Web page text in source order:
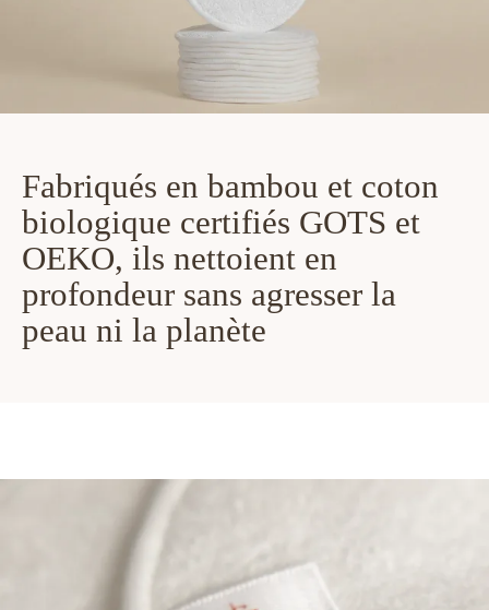
Fabriqués en bambou et coton
biologique certifiés GOTS et
OEKO, ils nettoient en
profondeur sans agresser la
peau ni la planète